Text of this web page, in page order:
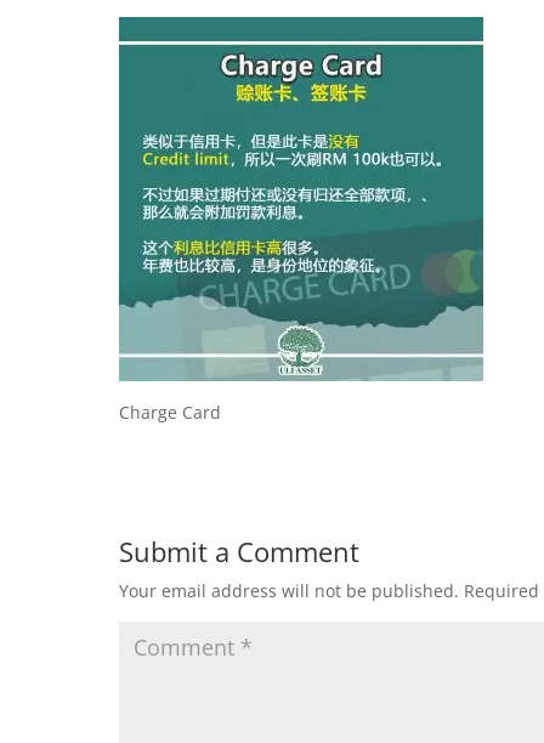
Charge Card
Submit a Comment
Your email address will not be published.